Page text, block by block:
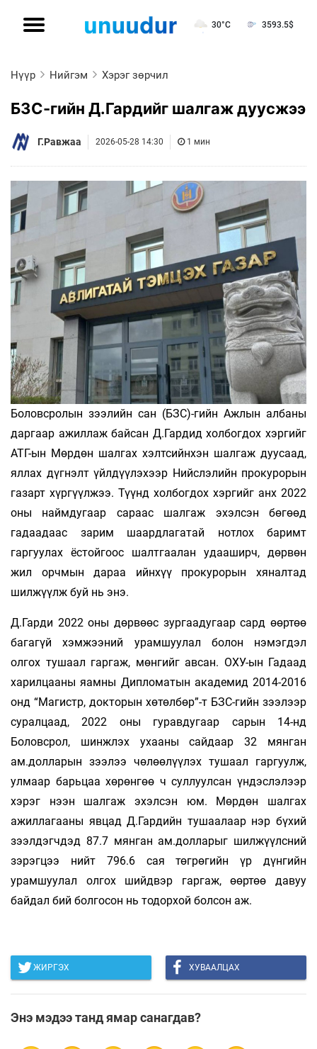
30°C 3593.5$
Нүүр Нийгэм Хэрэг зөрчил
БЗС-гийн Д.Гардийг шалгаж дуусжээ
Г.Равжаа 2026-05-28 14:30 1 мин
Боловсролын зээлийн сан (БЗС)-гийн Ажлын албаны
даргаар ажиллаж байсан Д.Гардид холбогдох хэргийг
АТГ-ын Мөрдөн шалгах хэлтсийнхэн шалгаж дуусаад,
яллах дүгнэлт үйлдүүлэхээр Нийслэлийн прокурорын
газарт хүргүүлжээ. Түүнд холбогдох хэргийг анх 2022
оны наймдугаар сараас шалгаж эхэлсэн бөгөөд
гадаадаас зарим шаардлагатай нотлох баримт
гаргуулах ёстойгоос шалтгаалан удааширч, дөрвөн
жил орчмын дараа ийнхүү прокурорын хяналтад
шилжүүлж буй нь энэ.
Д.Гарди 2022 оны дөрвөөс зургаадугаар сард өөртөө
багагүй хэмжээний урамшуулал болон нэмэгдэл
олгох тушаал гаргаж, мөнгийг авсан. ОХУ-ын Гадаад
харилцааны яамны Дипломатын академид 2014-2016
онд “Магистр, докторын хөтөлбөр”-т БЗС-гийн зээлээр
суралцаад, 2022 оны гуравдугаар сарын 14-нд
Боловсрол, шинжлэх ухааны сайдаар 32 мянган
ам.долларын зээлээ чөлөөлүүлэх тушаал гаргуулж,
улмаар барьцаа хөрөнгөө ч суллуулсан үндэслэлээр
хэрэг нээн шалгаж эхэлсэн юм. Мөрдөн шалгах
ажиллагааны явцад Д.Гардийн тушаалаар нэр бүхий
зээлдэгчдэд 87.7 мянган ам.долларыг шилжүүлсний
зэрэгцээ нийт 796.6 сая төгрөгийн үр дүнгийн
урамшуулал олгох шийдвэр гаргаж, өөртөө давуу
байдал бий болгосон нь тодорхой болсон аж.
ЖИРГЭХ ХУВААЛЦАХ
Энэ мэдээ танд ямар санагдав?